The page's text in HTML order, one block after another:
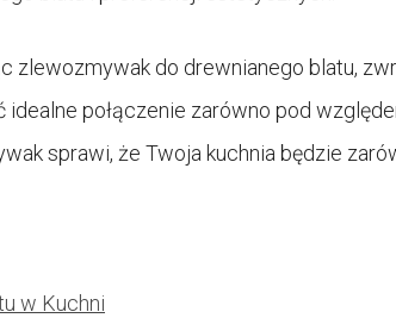
zlewozmywak do drewnianego blatu,
połączenie zarówno pod
sprawi, że Twoja kuchnia będzie
w Kuchni